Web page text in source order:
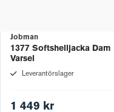
Jobman
1377 Softshelljacka Dam
Varsel
Leverantörslager
1 449 kr